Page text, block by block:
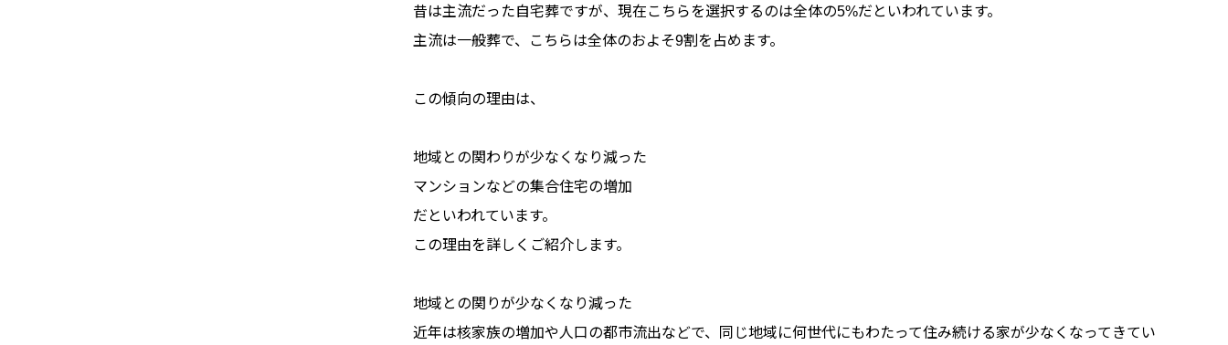
昔は主流だった自宅葬ですが、現在こちらを選択するのは全体の5%だといわれています。
主流は一般葬で、こちらは全体のおよそ9割を占めます。
この傾向の理由は、
地域との関わりが少なくなり減った
マンションなどの集合住宅の増加
だといわれています。
この理由を詳しくご紹介します。
地域との関りが少なくなり減った
近年は核家族の増加や人口の都市流出などで、同じ地域に何世代にもわたって住み続ける家が少なくなってきてい